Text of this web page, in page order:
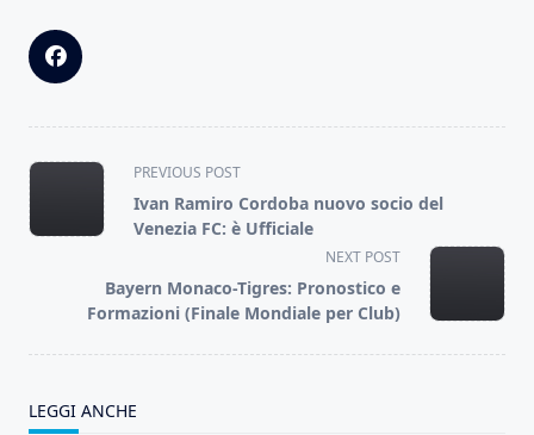
<span
class="nav-
subtitle
text">Page</span>
PREVIOUS POST
Ivan Ramiro Cordoba nuovo socio del
Venezia FC: è Ufficiale
NEXT POST
Bayern Monaco-Tigres: Pronostico e
Formazioni (Finale Mondiale per Club)
LEGGI ANCHE